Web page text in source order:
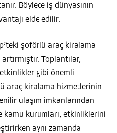
Böylece iş dünyasının
elde edilir.
şoförlü araç kiralama
Toplantılar,
gibi önemli
araç kiralama hizmetlerinin
ulaşım imkanlarından
kamu kurumları, etkinliklerini
aynı zamanda